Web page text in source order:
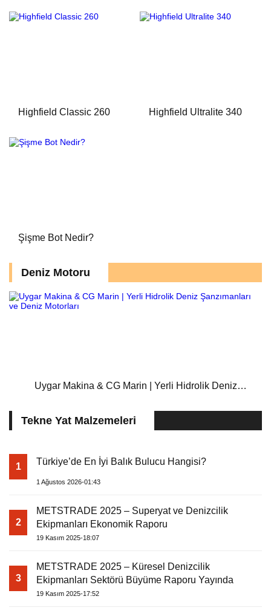
Highfield Classic 260 Highfield Ultralite 340
Şişme Bot Nedir?
Deniz Motoru
Uygar Makina & CG Marin | Yerli Hidrolik Deniz
Tekne Yat Malzemeleri
1 Türkiye’de En İyi Balık Bulucu Hangisi?
1 Ağustos 2026-01:43
2
METSTRADE 2025 – Superyat ve Denizcilik
Ekipmanları Ekonomik Raporu
19 Kasım 2025-18:07
3
METSTRADE 2025 – Küresel Denizcilik
Ekipmanları Sektörü Büyüme Raporu Yayında
19 Kasım 2025-17:52